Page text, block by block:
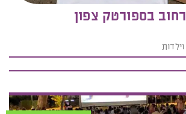
בספורטק צפון